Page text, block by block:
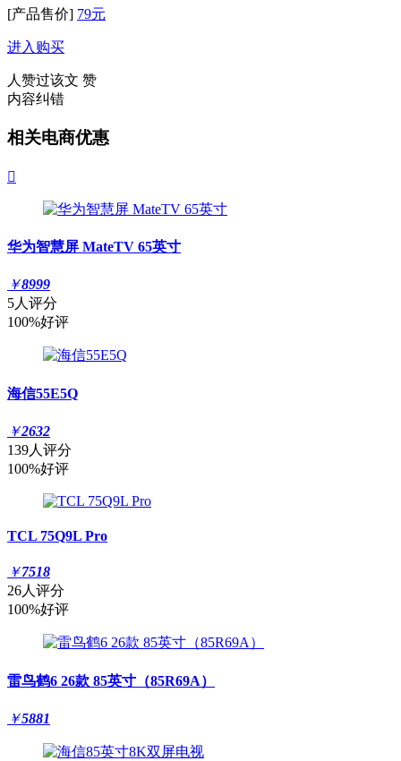
[产品售价] 79元
进入购买
人赞过该文 赞
内容纠错
相关电商优惠

华为智慧屏 MateTV 65英寸
￥8999
5人评分
100%好评
海信55E5Q
￥2632
139人评分
100%好评
TCL 75Q9L Pro
￥7518
26人评分
100%好评
雷鸟鹤6 26款 85英寸（85R69A）
￥5881